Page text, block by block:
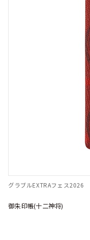
グラブルEXTRAフェス2026
御朱印帳(十二神将)